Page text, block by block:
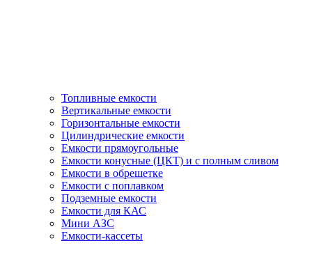
Топливные емкости
Вертикальные емкости
Горизонтальные емкости
Цилиндрические емкости
Емкости прямоугольные
Емкости конусные (ЦКТ) и с полным сливом
Емкости в обрешетке
Емкости с поплавком
Подземные емкости
Емкости для КАС
Мини АЗС
Емкости-кассеты